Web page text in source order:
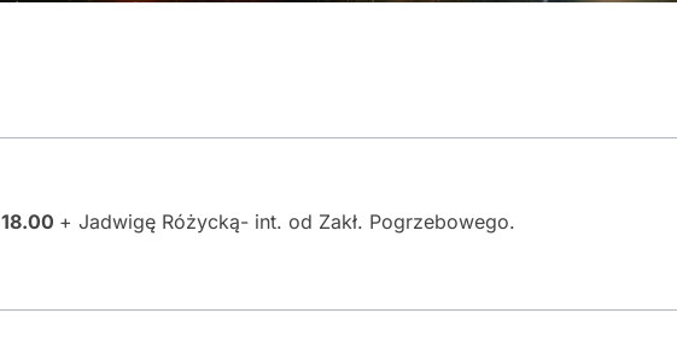
18.00 + Jadwigę Różycką- int. od Zakł. Pogrzebowego.